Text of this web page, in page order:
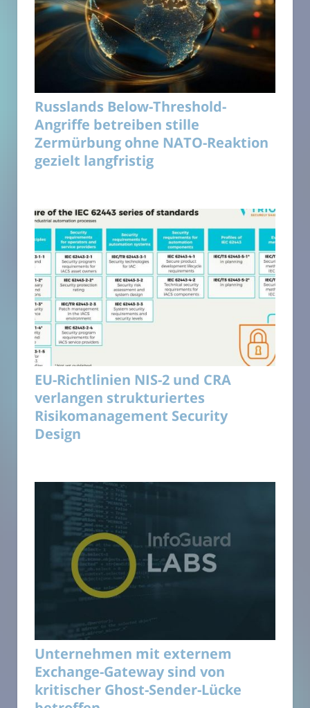
Russlands Below-Threshold-
Angriffe betreiben stille
Zermürbung ohne NATO-Reaktion
gezielt langfristig
EU-Richtlinien NIS-2 und CRA
verlangen strukturiertes
Risikomanagement Security
Design
Unternehmen mit externem
Exchange-Gateway sind von
kritischer Ghost-Sender-Lücke